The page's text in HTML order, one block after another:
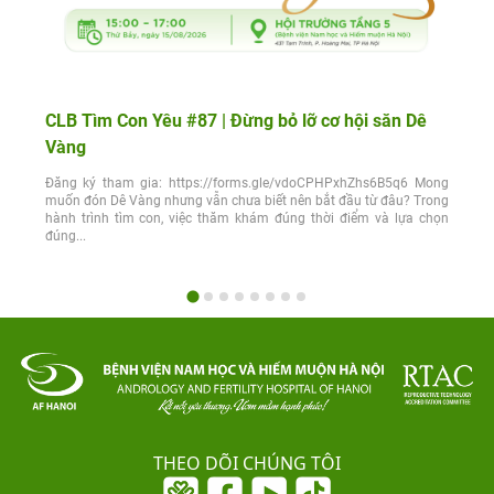
CLB Tìm Con Yêu #87 | Đừng bỏ lỡ cơ hội săn Dê
Vàng
Đăng ký tham gia: https://forms.gle/vdoCPHPxhZhs6B5q6 Mong
muốn đón Dê Vàng nhưng vẫn chưa biết nên bắt đầu từ đâu? Trong
hành trình tìm con, việc thăm khám đúng thời điểm và lựa chọn
đúng...
THEO DÕI CHÚNG TÔI